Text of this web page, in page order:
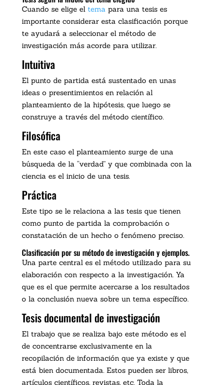
Cuando se elige el tema para una tesis es
importante considerar esta clasificación porque
te ayudará a seleccionar el método de
investigación más acorde para utilizar.
Intuitiva
El punto de partida está sustentado en unas
ideas o presentimientos en relación al
planteamiento de la hipótesis, que luego se
construye a través del método científico.
Filosófica
En este caso el planteamiento surge de una
búsqueda de la “verdad” y que combinada con la
ciencia es el inicio de una tesis.
Práctica
Este tipo se le relaciona a las tesis que tienen
como punto de partida la comprobación o
constatación de un hecho o fenómeno preciso.
Clasificación por su método de investigación y ejemplos.
Una parte central es el método utilizado para su
elaboración con respecto a la investigación. Ya
que es el que permite acercarse a los resultados
o la conclusión nueva sobre un tema específico.
Tesis documental de investigación
El trabajo que se realiza bajo este método es el
de concentrarse exclusivamente en la
recopilación de información que ya existe y que
está bien documentada. Estos pueden ser libros,
artículos científicos, revistas, etc. Toda la